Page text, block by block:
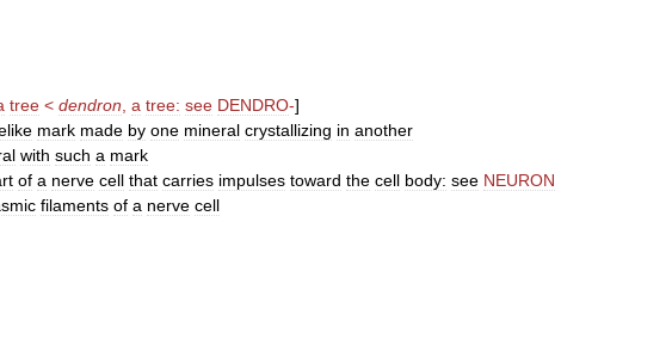
tree < dendron a tree: see DENDRO-]
mark made by one mineral crystallizing in another
with such a mark
of a nerve cell that carries impulses toward the cell body: see NEURON
filaments of a nerve cell